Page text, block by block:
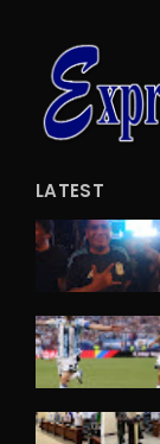
LATEST